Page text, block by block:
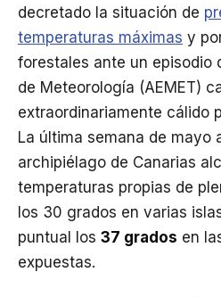
decretado la situación de
temperaturas máximas y
forestales ante un episodio
de Meteorología (AEMET)
extraordinariamente cálido
La última semana de mayo
archipiélago de Canarias
temperaturas propias de
los 30 grados en varias
puntual los 37 grados en
expuestas.